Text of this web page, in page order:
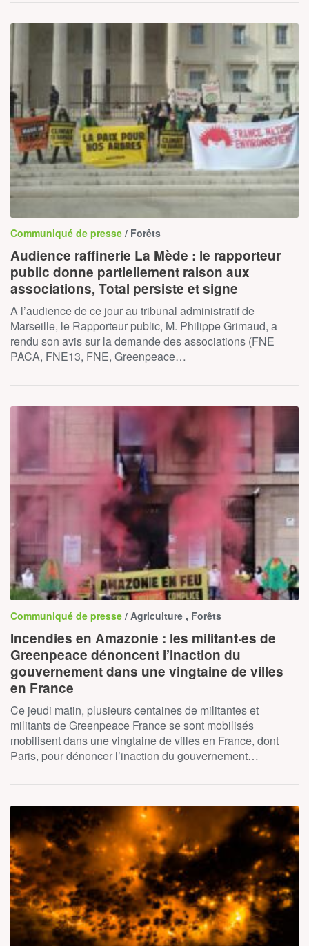
Communiqué de presse / Forêts
Audience raffinerie La Mède : le rapporteur
public donne partiellement raison aux
associations, Total persiste et signe
A l’audience de ce jour au tribunal administratif de
Marseille, le Rapporteur public, M. Philippe Grimaud, a
rendu son avis sur la demande des associations (FNE
PACA, FNE13, FNE, Greenpeace…
Communiqué de presse / Agriculture , Forêts
Incendies en Amazonie : les militant·es de
Greenpeace dénoncent l’inaction du
gouvernement dans une vingtaine de villes
en France
Ce jeudi matin, plusieurs centaines de militantes et
militants de Greenpeace France se sont mobilisés
mobilisent dans une vingtaine de villes en France, dont
Paris, pour dénoncer l’inaction du gouvernement…